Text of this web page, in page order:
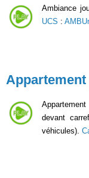
Ambiance
UCS :
devant
véhicules).